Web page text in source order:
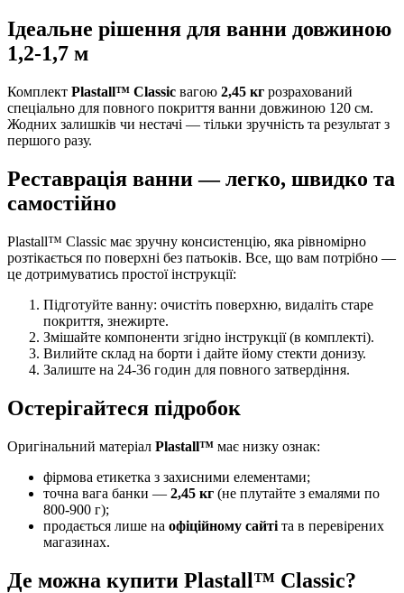
Ідеальне рішення для ванни довжиною
1,2-1,7 м
Комплект Plastall™ Classic вагою 2,45 кг розрахований
спеціально для повного покриття ванни довжиною 120 см.
Жодних залишків чи нестачі — тільки зручність та результат з
першого разу.
Реставрація ванни — легко, швидко та
самостійно
Plastall™ Classic має зручну консистенцію, яка рівномірно
розтікається по поверхні без патьоків. Все, що вам потрібно —
це дотримуватись простої інструкції:
Підготуйте ванну: очистіть поверхню, видаліть старе
покриття, знежирте.
Змішайте компоненти згідно інструкції (в комплекті).
Вилийте склад на борти і дайте йому стекти донизу.
Залиште на 24-36 годин для повного затвердіння.
Остерігайтеся підробок
Оригінальний матеріал Plastall™ має низку ознак:
фірмова етикетка з захисними елементами;
точна вага банки — 2,45 кг (не плутайте з емалями по
800-900 г);
продається лише на офіційному сайті та в перевірених
магазинах.
Де можна купити Plastall™ Classic?